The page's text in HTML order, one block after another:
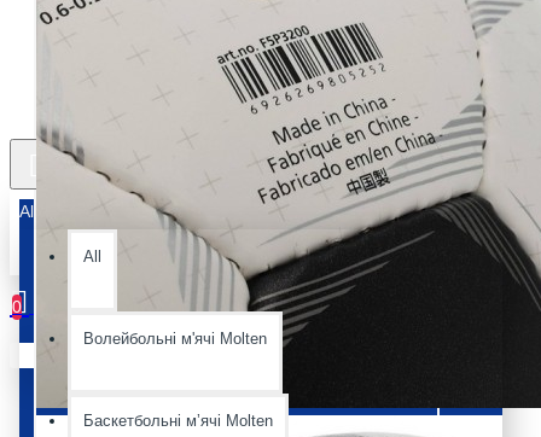
All
All
Волейбольні м'ячі Molten
Баскетбольні мʼячі Molten
0